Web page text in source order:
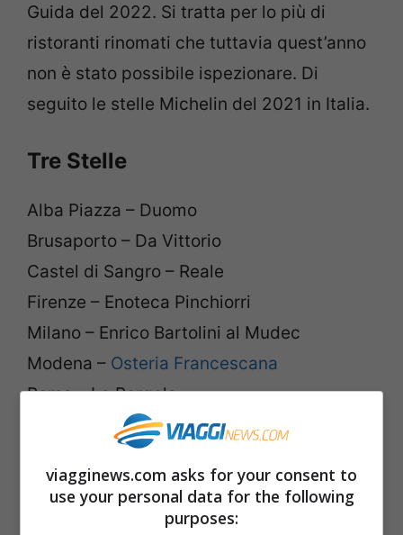
Guida del 2022. Si tratta per lo più di
ristoranti rinomati che tuttavia quest’anno
non è stato possibile ispezionare. Di
seguito le stelle Michelin del 2021 in Italia.
Tre Stelle
Alba Piazza – Duomo
Brusaporto – Da Vittorio
Castel di Sangro – Reale
Firenze – Enoteca Pinchiorri
Milano – Enrico Bartolini al Mudec
Modena – Osteria Francescana
Roma – La Pergola
Rubano – Le Calandre
Runate – Dal Pescatore
San Cassiano – St. Hubertus
Senigallia – Uliassi
viagginews.com asks for your consent to
use your personal data for the following
purposes: